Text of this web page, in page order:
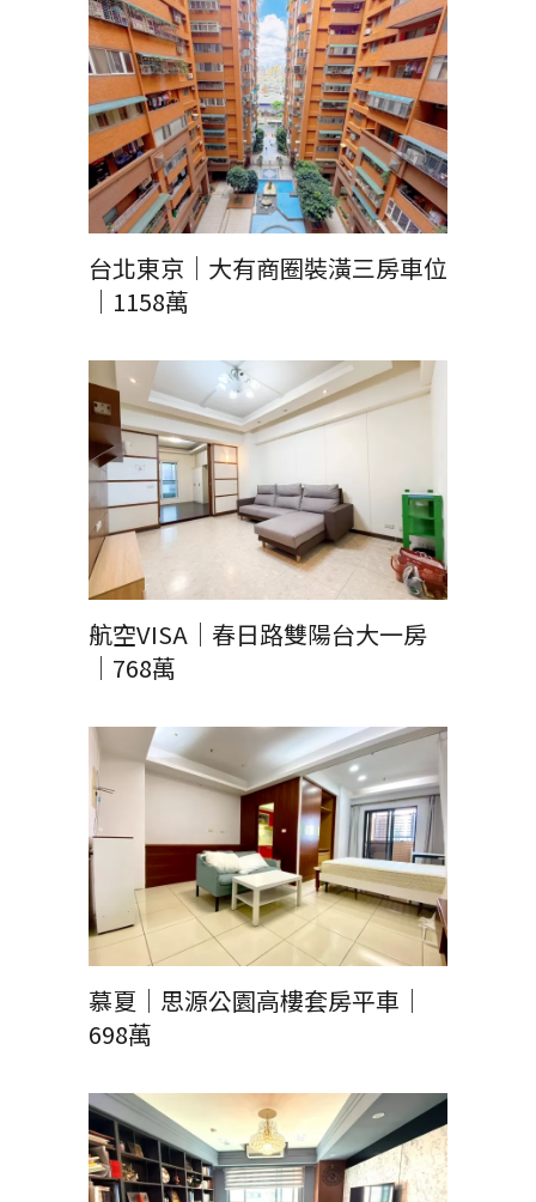
台北東京｜大有商圈裝潢三房車位
｜1158萬
航空VISA｜春日路雙陽台大一房
｜768萬
慕夏｜思源公園高樓套房平車｜
698萬